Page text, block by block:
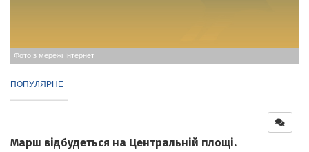
Фото з мережі Інтернет
ПОПУЛЯРНЕ
Марш відбудеться на Центральній площі.